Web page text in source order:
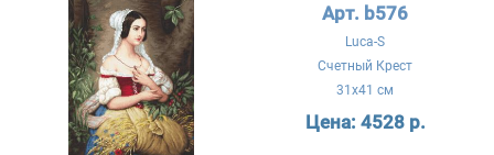
Арт. b576
Luca-S
Счетный Крест
31x41 см
Цена: 4528 р.